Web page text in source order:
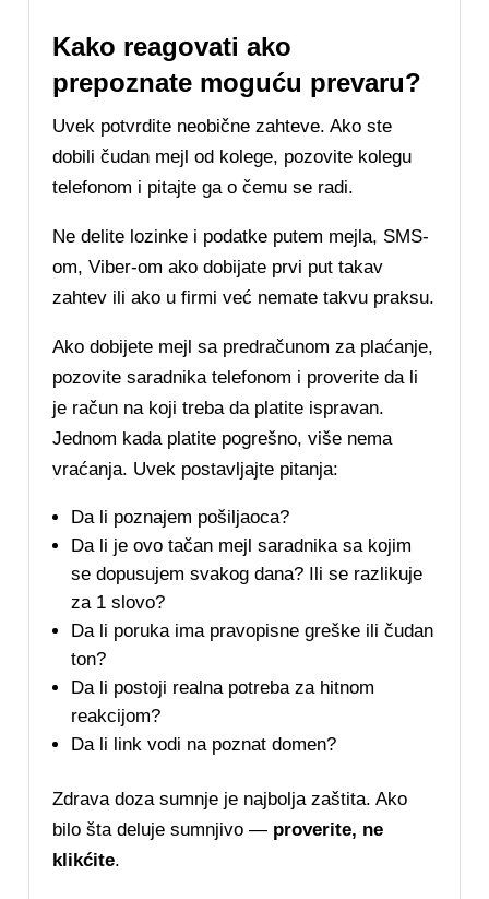
Kako reagovati ako
prepoznate moguću prevaru?
Uvek potvrdite neobične zahteve. Ako ste
dobili čudan mejl od kolege, pozovite kolegu
telefonom i pitajte ga o čemu se radi.
Ne delite lozinke i podatke putem mejla, SMS-
om, Viber-om ako dobijate prvi put takav
zahtev ili ako u firmi već nemate takvu praksu.
Ako dobijete mejl sa predračunom za plaćanje,
pozovite saradnika telefonom i proverite da li
je račun na koji treba da platite ispravan.
Jednom kada platite pogrešno, više nema
vraćanja. Uvek postavljajte pitanja:
Da li poznajem pošiljaoca?
Da li je ovo tačan mejl saradnika sa kojim
se dopusujem svakog dana? Ili se razlikuje
za 1 slovo?
Da li poruka ima pravopisne greške ili čudan
ton?
Da li postoji realna potreba za hitnom
reakcijom?
Da li link vodi na poznat domen?
Zdrava doza sumnje je najbolja zaštita. Ako
bilo šta deluje sumnjivo — proverite, ne
klikćite.